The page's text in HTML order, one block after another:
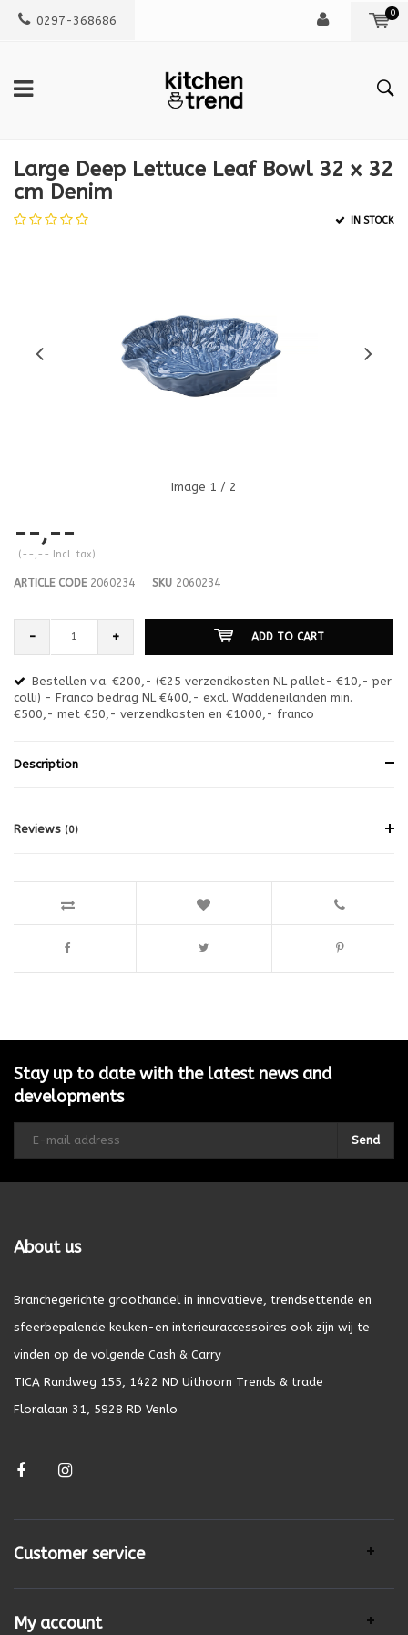
0297-368686
0
Large Deep Lettuce Leaf Bowl 32 x 32
cm Denim
IN STOCK
Image 1 / 2
--,--
(--,-- Incl. tax)
ARTICLE CODE2060234 SKU 2060234
- + ADD TO CART
Bestellen v.a. €200,- (€25 verzendkosten NL pallet- €10,- per
colli) - Franco bedrag NL €400,- excl. Waddeneilanden min.
€500,- met €50,- verzendkosten en €1000,- franco
Description
Reviews (0)
Stay up to date with the latest news and
developments
Send
About us
Branchegerichte groothandel in innovatieve, trendsettende en
sfeerbepalende keuken-en interieuraccessoires ook zijn wij te
vinden op de volgende Cash & Carry
TICA Randweg 155, 1422 ND Uithoorn Trends & trade
Floralaan 31, 5928 RD Venlo
Customer service
My account